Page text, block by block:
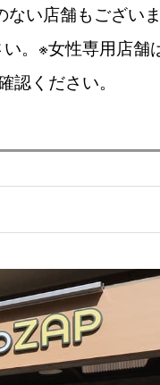
い店舗もござい
。※女性専用店舗
認ください。